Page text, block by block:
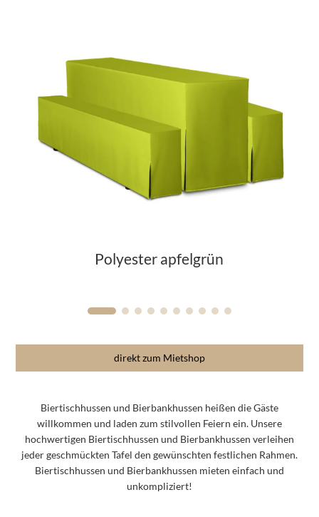
Polyester apfelgrün
direkt zum Mietshop
Biertischhussen und Bierbankhussen heißen die Gäste
willkommen und laden zum stilvollen Feiern ein. Unsere
hochwertigen Biertischhussen und Bierbankhussen verleihen
jeder geschmückten Tafel den gewünschten festlichen Rahmen.
Biertischhussen und Bierbankhussen mieten einfach und
unkompliziert!